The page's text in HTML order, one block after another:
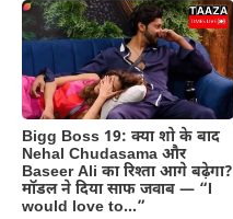
Bigg Boss 19: क्या शो के बाद
Nehal Chudasama और
Baseer Ali का रिश्ता आगे बढ़ेगा?
मॉडल ने दिया साफ जवाब — “I
would love to…”